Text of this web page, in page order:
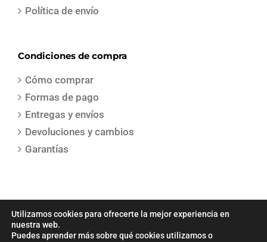
Política de envío
Condiciones de compra
Cómo comprar
Formas de pago
Entregas y envíos
Devoluciones y cambios
Garantías
COPYRIGHT 2021 | Todos los derechos reservados | Creado por
Utilizamos cookies para ofrecerte la mejor experiencia en
nuestra web.
Puedes aprender más sobre qué cookies utilizamos o